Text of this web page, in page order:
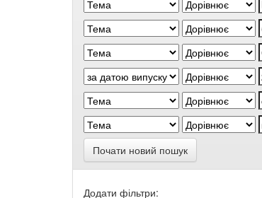
Почати новий пошук
Додати фільтри: